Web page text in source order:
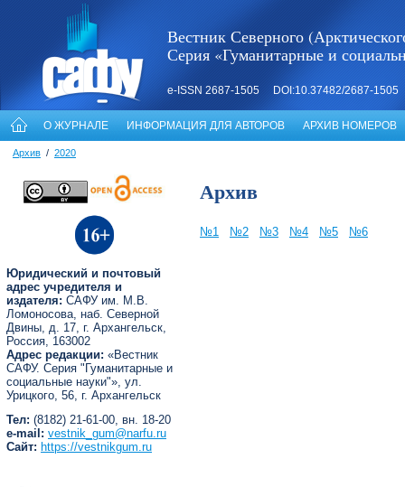
Вестник Северного
Серия «Гуманитарные и
e-ISSN 2687-1505 DOI:10.37482/2687-1505
О ЖУРНАЛЕ ИНФОРМАЦИЯ ДЛЯ АВТОРОВ АРХИВ НОМЕРОВ
Архив / 2020
Юридический и почтовый
адрес учредителя и
издателя: САФУ им. М.В.
Ломоносова, наб. Северной
Двины, д. 17, г. Архангельск,
Россия, 163002
Адрес редакции: «Вестник
САФУ. Серия "Гуманитарные и
социальные науки"», ул.
Урицкого, 56, г. Архангельск
Тел: (8182) 21-61-00, вн. 18-20
e-mail: vestnik_gum@narfu.ru
Сайт: https://vestnikgum.ru
Архив
№1 №2 №3 №4 №5 №6